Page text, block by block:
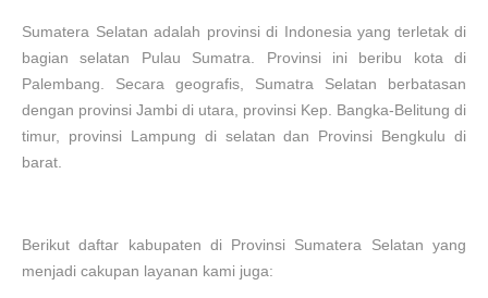
Sumatera Selatan adalah provinsi di Indonesia yang terletak di
bagian selatan Pulau Sumatra. Provinsi ini beribu kota di
Palembang. Secara geografis, Sumatra Selatan berbatasan
dengan provinsi Jambi di utara, provinsi Kep. Bangka-Belitung di
timur, provinsi Lampung di selatan dan Provinsi Bengkulu di
barat
Berikut daftar kabupaten di Provinsi Sumatera Selatanyang
menjadi cakupan layanan kami juga: